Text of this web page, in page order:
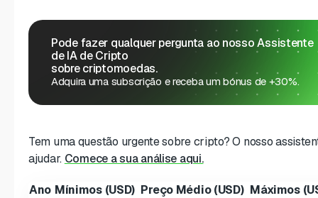
Pode fazer qualquer pergunta ao nosso Assistente
de IA de Cripto
sobre criptomoedas.
Adquira uma subscrição e receba um bónus de +30%.
Tem uma questão urgente sobre cripto? O nosso
ajudar. Comece a sua análise aqui.
Ano Mínimos (USD) Preço Médio (USD) Máximos